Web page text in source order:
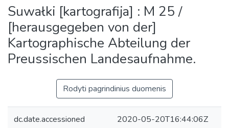
Suwałki [kartografija] : M 25 /
[herausgegeben von der]
Kartographische Abteilung der
Preussischen Landesaufnahme.
Rodyti pagrindinius duomenis
dc.date.accessioned 2020-05-20T16:44:06Z